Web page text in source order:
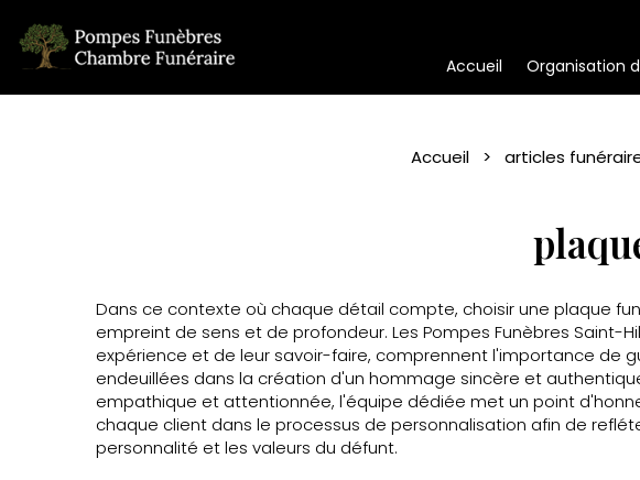
Accueil Organisation
Accueil articles
Dans ce contexte où chaque détail compte, choisir une plaque
empreint de sens et de profondeur. Les Pompes Funèbres Saint-
expérience et de leur savoir-faire, comprennent l'importance de
endeuillées dans la création d'un hommage sincère et
empathique et attentionnée, l'équipe dédiée met un point
chaque client dans le processus de personnalisation afin de
personnalité et les valeurs du défunt.